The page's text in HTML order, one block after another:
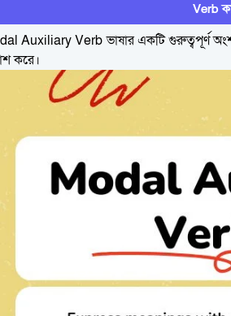
Verb
Auxiliary Verb ভাষার একটি গুরুত্বপূর্ণ
করে।